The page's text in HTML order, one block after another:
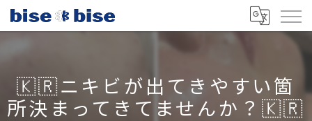
🇰🇷ニキビが出てきやすい箇
所決まってきてませんか？🇰🇷